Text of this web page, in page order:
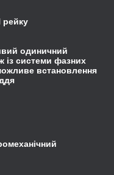
рейку
одиничний
із системи фазних
встановлення